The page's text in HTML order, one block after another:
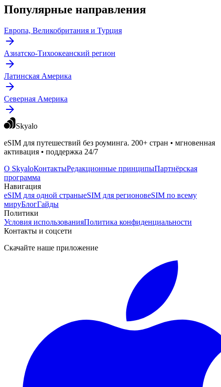
Популярные направления
Европа, Великобритания и Турция
Азиатско-Тихоокеанский регион
Латинская Америка
Северная Америка
Skyalo
eSIM для путешествий без роуминга. 200+ стран • мгновенная
активация • поддержка 24/7
О SkyaloКонтактыРедакционные принципыПартнёрская
программа
Навигация
eSIM для одной страныeSIM для регионовeSIM по всему
мируБлогГайды
Политики
Условия использованияПолитика конфиденциальности
Контакты и соцсети
Скачайте наше приложение